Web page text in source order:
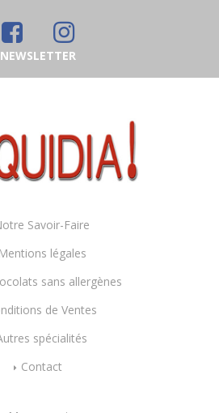
NEWSLETTER
Savoir-Faire
Mentions légales
sans allergènes
de Ventes
spécialités
Contact